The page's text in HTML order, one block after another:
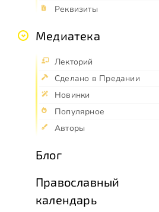
Реквизиты
Медиатека
Лекторий
Сделано в Предании
Новинки
Популярное
Авторы
Блог
Православный
календарь